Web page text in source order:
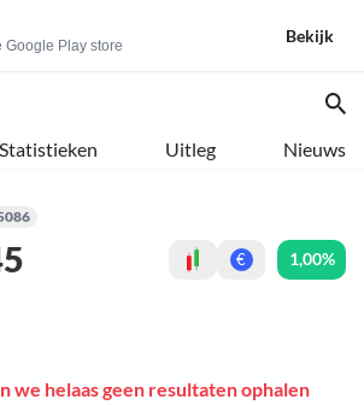
Google Play store
Bekijk
Statistieken Uitleg Nieuws
€ 1,00%
we helaas geen resultaten ophalen